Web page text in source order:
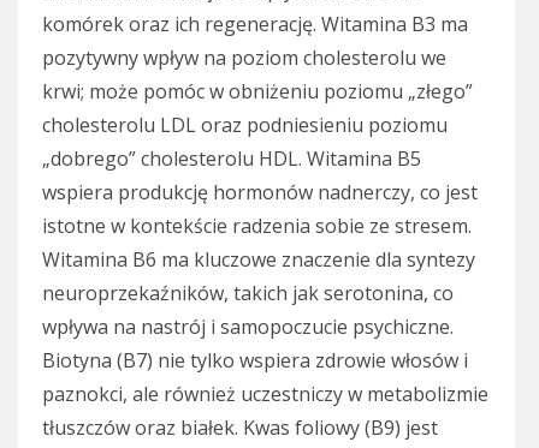
komórek oraz ich regenerację. Witamina B3 ma
pozytywny wpływ na poziom cholesterolu we
krwi; może pomóc w obniżeniu poziomu „złego”
cholesterolu LDL oraz podniesieniu poziomu
„dobrego” cholesterolu HDL. Witamina B5
wspiera produkcję hormonów nadnerczy, co jest
istotne w kontekście radzenia sobie ze stresem.
Witamina B6 ma kluczowe znaczenie dla syntezy
neuroprzekaźników, takich jak serotonina, co
wpływa na nastrój i samopoczucie psychiczne.
Biotyna (B7) nie tylko wspiera zdrowie włosów i
paznokci, ale również uczestniczy w metabolizmie
tłuszczów oraz białek. Kwas foliowy (B9) jest